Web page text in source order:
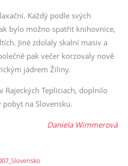
Každý podle svých
bylo možno spatřit knihovnice,
Jiné zdolaly skalní masiv a
pak večer korzovaly nově
jádrem Žiliny.
Rajeckých Tepliciach, doplnilo
na Slovensku.
Daniela Wimmerová